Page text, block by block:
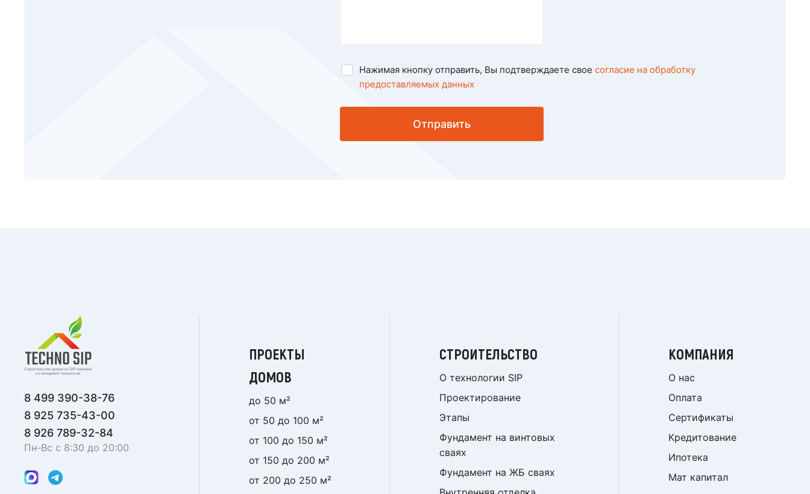
Нажимая кнопку отправить, Вы подтверждаете свое согласие на обработку
предоставляемых данных
Отправить
8 499 390-38-76
8 925 735-43-00
8 926 789-32-84
Пн-Вс с 8:30 до 20:00
ПРОЕКТЫ
ДОМОВ
до 50 м²
от 50 до 100 м²
от 100 до 150 м²
от 150 до 200 м²
от 200 до 250 м²
СТРОИТЕЛЬСТВО
О технологии SIP
Проектирование
Этапы
Фундамент на винтовых
сваях
Фундамент на ЖБ сваях
КОМПАНИЯ
О нас
Оплата
Сертификаты
Кредитование
Ипотека
Мат капитал